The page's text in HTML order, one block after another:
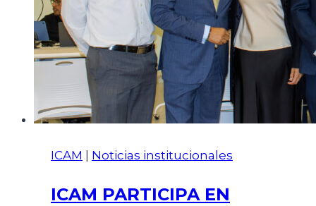
ICAM Noticias institucionales
ICAM PARTICIPA EN